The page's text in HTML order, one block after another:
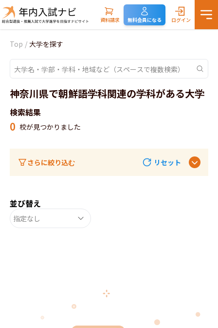
資料請求 無料会員になる ログイン
Top / 大学を探す
神奈川県で朝鮮語学科関連の学科がある大学
検索結果
0 校が見つかりました
さらに絞り込む リセット
並び替え
指定なし